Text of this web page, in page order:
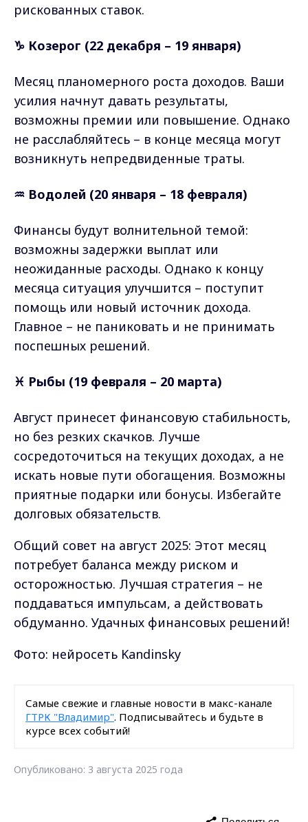
рискованных ставок.
♑ Козерог (22 декабря – 19 января)
Месяц планомерного роста доходов. Ваши
усилия начнут давать результаты,
возможны премии или повышение. Однако
не расслабляйтесь – в конце месяца могут
возникнуть непредвиденные траты.
♒ Водолей (20 января – 18 февраля)
Финансы будут волнительной темой:
возможны задержки выплат или
неожиданные расходы. Однако к концу
месяца ситуация улучшится – поступит
помощь или новый источник дохода.
Главное – не паниковать и не принимать
поспешных решений.
♓ Рыбы (19 февраля – 20 марта)
Август принесет финансовую стабильность,
но без резких скачков. Лучше
сосредоточиться на текущих доходах, а не
искать новые пути обогащения. Возможны
приятные подарки или бонусы. Избегайте
долговых обязательств.
Общий совет на август 2025: Этот месяц
потребует баланса между риском и
осторожностью. Лучшая стратегия – не
поддаваться импульсам, а действовать
обдуманно. Удачных финансовых решений!
Фото: нейросеть Kandinsky
Самые свежие и главные новости в макс-канале
ГТРК "Владимир". Подписывайтесь и будьте в
курсе всех событий!
Опубликовано: 3 августа 2025 года